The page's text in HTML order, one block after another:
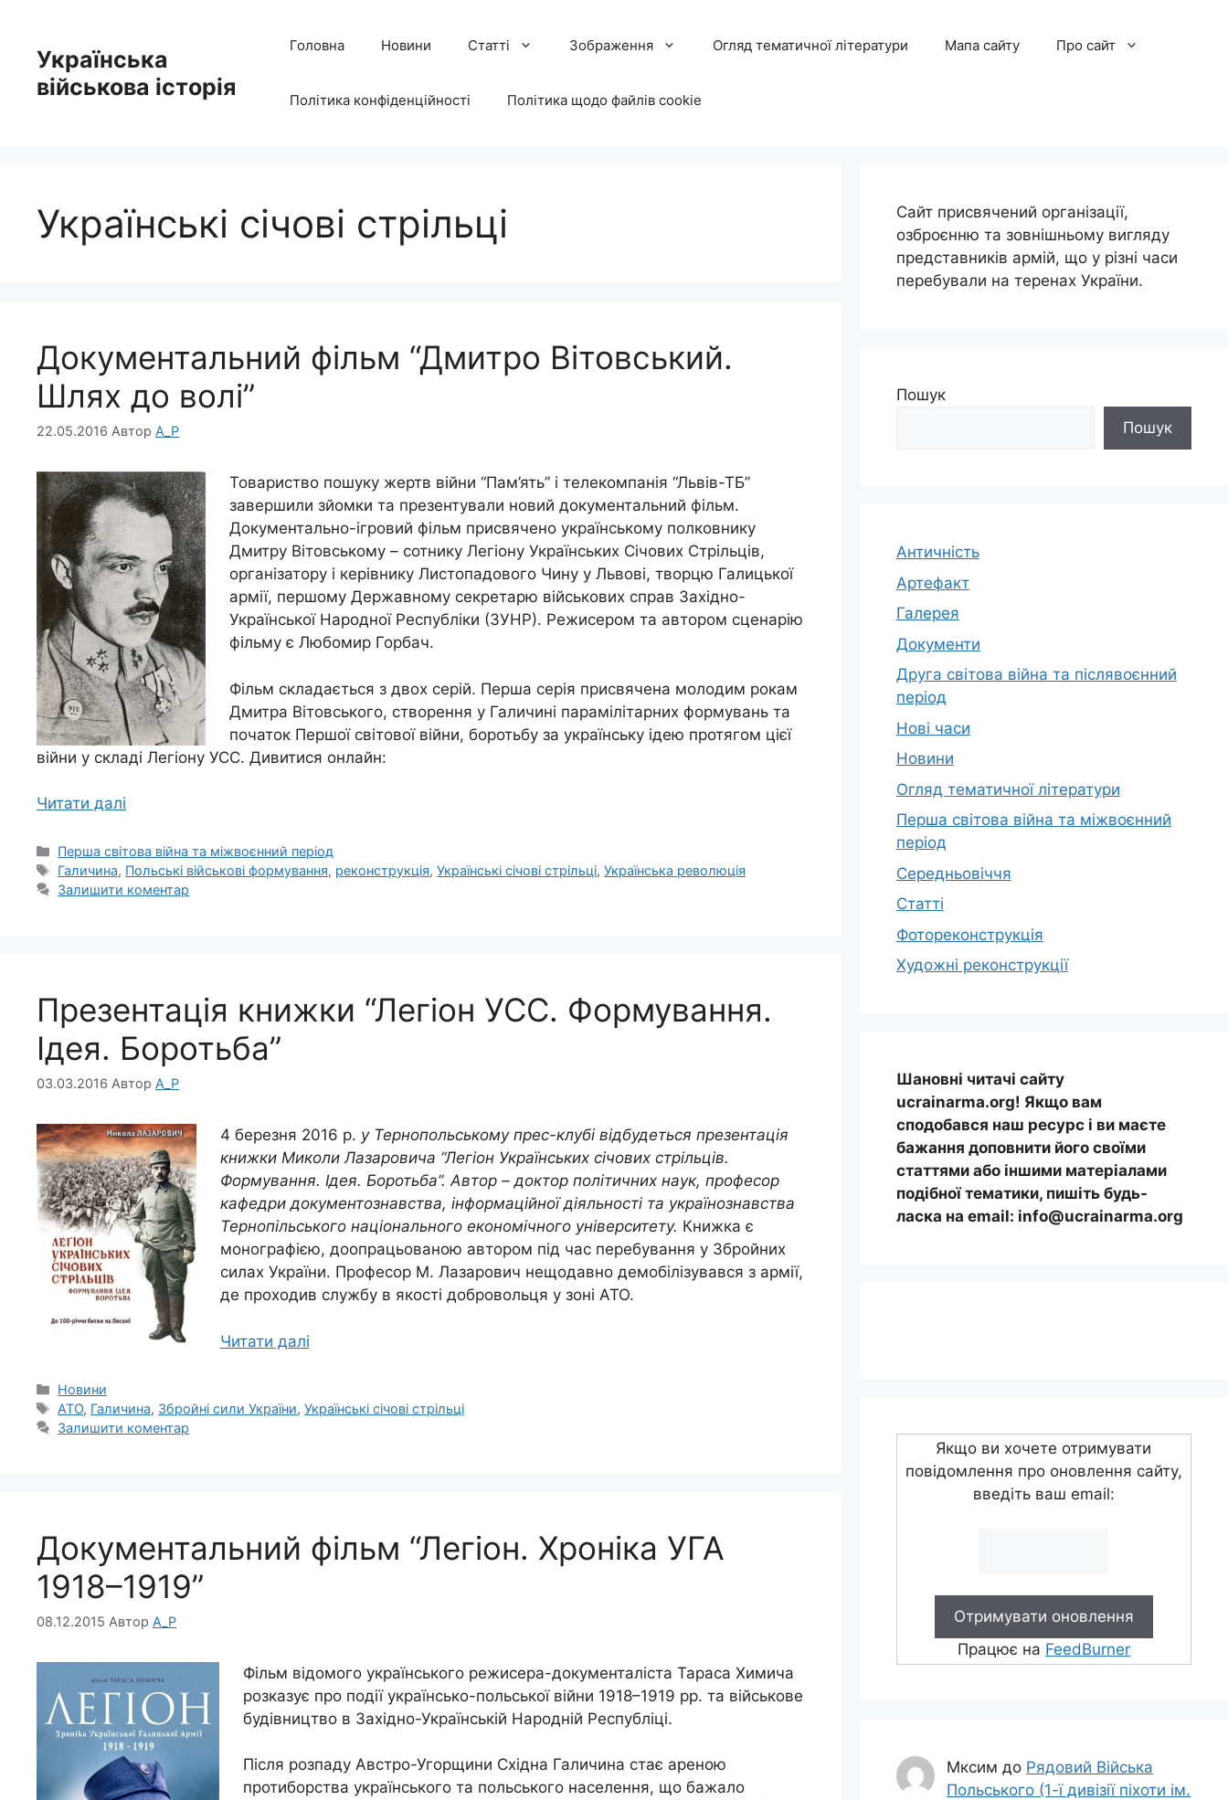
вмістуУкраїнська
військова історія
Головна Новини Статті Зображення Огляд тематичної літератури Мапа сайту Про сайт
Політика конфіденційності Політика щодо файлів cookie
Українські січові стрільці
Документальний фільм “Дмитро Вітовський.
Шлях до волі”
22.05.2016 Автор A_P
Товариство пошуку жертв війни “Пам’ять” і телекомпанія “Львів-ТБ”
завершили зйомки та презентували новий документальний фільм.
Документально-ігровий фільм присвячено українському полковнику
Дмитру Вітовському – сотнику Легіону Українських Січових Стрільців,
організатору і керівнику Листопадового Чину у Львові, творцю Галицької
армії, першому Державному секретарю військових справ Західно-
Української Народної Республіки (ЗУНР). Режисером та автором сценарію
фільму є Любомир Горбач.
Фільм складається з двох серій. Перша серія присвячена молодим рокам
Дмитра Вітовського, створення у Галичині парамілітарних формувань та
початок Першої світової війни, боротьбу за українську ідею протягом цієї
війни у складі Легіону УСС. Дивитися онлайн:
Читати далі
Категорії
Перша світова війна та міжвоєнний період
Позначки
Галичина, Польські військові формування, реконструкція,Українські січові стрільці,Українська революція
Залишити коментар
Презентація книжки “Легіон УСС. Формування.
Ідея. Боротьба”
03.03.2016 Автор A_P
4 березня 2016 р. у Тернопольському прес-клубі відбудеться презентація
книжки Миколи Лазаровича “Легіон Українських січових стрільців.
Формування. Ідея. Боротьба”. Автор – доктор політичних наук, професор
кафедри документознавства, інформаційної діяльності та українознавства
Тернопільського національного економічного університету. Книжка є
монографією, доопрацьованою автором під час перебування у Збройних
силах України. Професор М. Лазарович нещодавно демобілізувався з армії,
де проходив службу в якості добровольця у зоні АТО.
Читати далі
Категорії
Новини
Позначки
АТО, Галичина, Збройні сили України,Українські січові стрільці
Залишити коментар
Документальний фільм “Легіон. Хроніка УГА
1918–1919”
08.12.2015 Автор A_P
Фільм відомого українського режисера-документаліста Тараса Химича
розказує про події українсько-польської війни 1918–1919 рр. та військове
будівництво в Західно-Українській Народній Республіці.
Після розпаду Австро-Угорщини Східна Галичина стає ареною
протиборства українського та польського населення, що бажало
Сайт присвячений організації,
озброєнню та зовнішньому вигляду
представників армій, що у різні часи
перебували на теренах України.
Пошук
Пошук
Античність
Артефакт
Галерея
Документи
Друга світова війна та післявоєнний
період
Нові часи
Новини
Огляд тематичної літератури
Перша світова війна та міжвоєнний
період
Середньовіччя
Статті
Фотореконструкція
Художні реконструкції
Шановні читачі сайту
ucrainarma.org! Якщо вам
сподобався наш ресурс і ви маєте
бажання доповнити його своїми
статтями або іншими матеріалами
подібної тематики, пишіть будь-
ласка на email: info@ucrainarma.org
Якщо ви хочете отримувати
повідомлення про оновлення сайту,
введіть ваш email:
Працює на FeedBurner
Мксим до Рядовий Війська
Польського (1-ї дивізії піхоти ім.